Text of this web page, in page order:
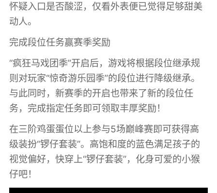
怀疑入口是否酸涩，仅看外表便已觉得足够甜美
动人。
完成段位任务赢赛季奖励
“疯狂马戏团季”开启后，游戏将根据段位继承规
则对玩家“惊奇游乐园季”的段位进行降级继承。
与此同时，新赛季的开启也带来了新的段位任
务，完成指定任务即可领取丰厚奖励！
在三阶鸡蛋蛋位以上参与5场巅峰赛即可获得高
级装扮“锣仔套装”。高饱和度的蓝色满足孩子的
视觉偏好，快穿上“锣仔套装”，化身可爱的小猴
仔吧！